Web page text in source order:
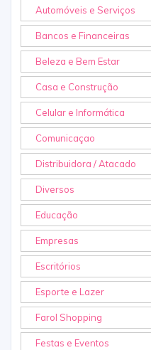
Automóveis e Serviços
Bancos e Financeiras
Beleza e Bem Estar
Casa e Construção
Celular e Informática
Comunicaçao
Distribuidora / Atacado
Diversos
Educação
Empresas
Escritórios
Esporte e Lazer
Farol Shopping
Festas e Eventos